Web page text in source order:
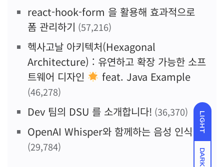
LIGHT
DARK
react-hook-form 을 활용해 효과적으로
폼 관리하기 (57,216)
헥사고날 아키텍처(Hexagonal
Architecture) : 유연하고 확장 가능한 소프
트웨어 디자인
feat. Java Example
(46,278)
Dev 팀의 DSU 를 소개합니다! (36,370)
OpenAI Whisper와 함께하는 음성 인식
(29,784)